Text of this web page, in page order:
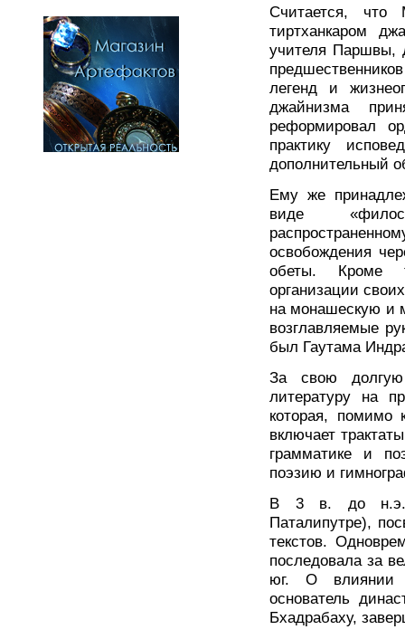
Считается, что
тиртханкаром
учителя Паршвы,
легенд и
джайнизма
реформировал
практику
дополнительный
Ему же
виде
освобождения
обеты. Кроме
организации
на монашескую и
возглавляемые
был Гаутама
За свою долгую
литературу на
которая, помимо
включает
грамматике и
поэзию и
В 3 в. до н.э.
Паталипутре),
текстов.
последовала за
юг. О влиянии
основатель
Бхадрабаху,